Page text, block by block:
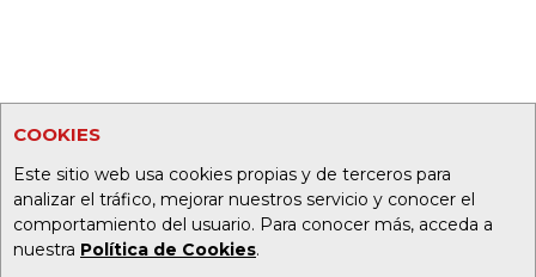
COOKIES
Este sitio web usa cookies propias y de terceros para
analizar el tráfico, mejorar nuestros servicio y conocer el
comportamiento del usuario. Para conocer más, acceda a
nuestra Política de Cookies.